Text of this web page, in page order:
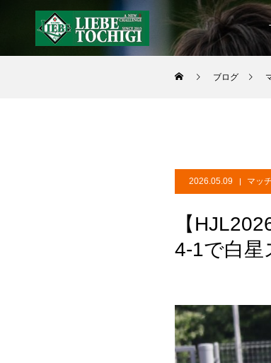
ブログ
2026.05.09 マッチ
【
4-1で白星